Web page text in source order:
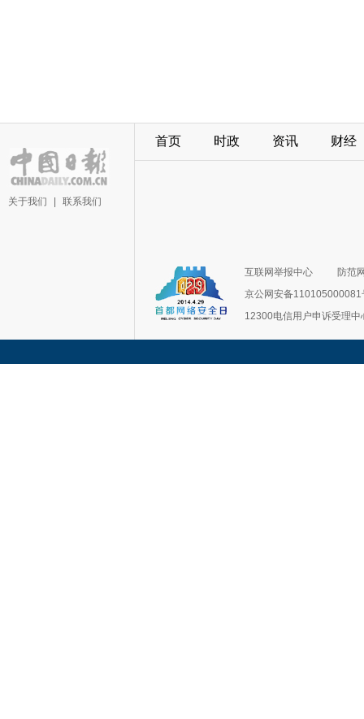
关于我们 联系我们
首页 时政 资讯 财经
互联网举报中心
防范
京公网安备110105000081
12300电信用户申诉受理中